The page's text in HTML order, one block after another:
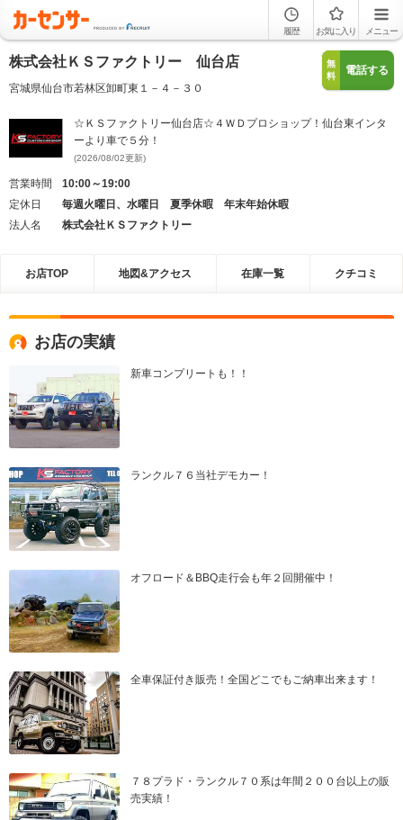
履歴 お気に入り メニュー
株式会社ＫＳファクトリー 仙台店
宮城県仙台市若林区卸町東１－４－３０
無
料
電話する
☆ＫＳファクトリー仙台店☆４ＷＤプロショップ！仙台東インタ
ーより車で５分！
(2026/08/02更新)
営業時間
10:00～19:00
定休日
毎週火曜日、水曜日 夏季休暇 年末年始休暇
法人名
株式会社ＫＳファクトリー
お店TOP 地図&アクセス 在庫一覧 クチコミ
お店の実績
新車コンプリートも！！
ランクル７６当社デモカー！
オフロード＆BBQ走行会も年２回開催中！
全車保証付き販売！全国どこでもご納車出来ます！
７８プラド・ランクル７０系は年間２００台以上の販
売実績！